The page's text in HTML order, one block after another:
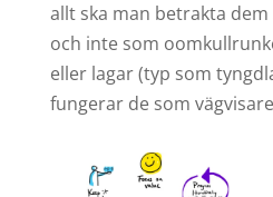
allt ska man betrakta
och inte som
eller lagar (typ som
fungerar de som